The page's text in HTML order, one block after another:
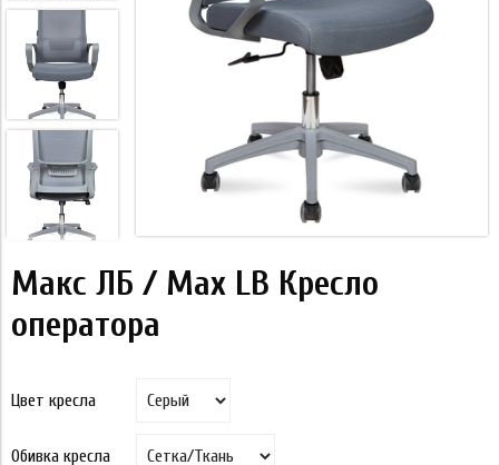
Макс ЛБ / Max LB Кресло
оператора
Цвет кресла
Обивка кресла